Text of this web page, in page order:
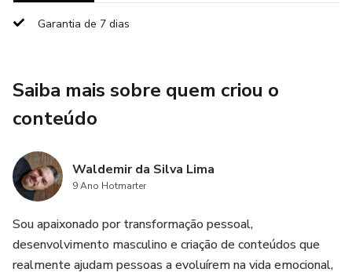
✅ Reflexões profundas sobre relacionamento,
masculinidade e recomeço
✅ Histórias e experiências reais que vão gerar identificação
e força
Este não é apenas um ebook.
👉 É um guia de reconstrução emocional para homens que
decidiram não desistir de si mesmos.
Garantia de 7 dias
Saiba mais sobre quem criou o
conteúdo
Waldemir da Silva Lima
9 Ano Hotmarter
Sou apaixonado por transformação pessoal,
desenvolvimento masculino e criação de conteúdos que
realmente ajudam pessoas a evoluírem na vida emocional,